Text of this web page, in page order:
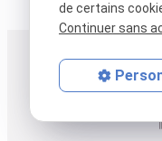
de certains
Continuer sans